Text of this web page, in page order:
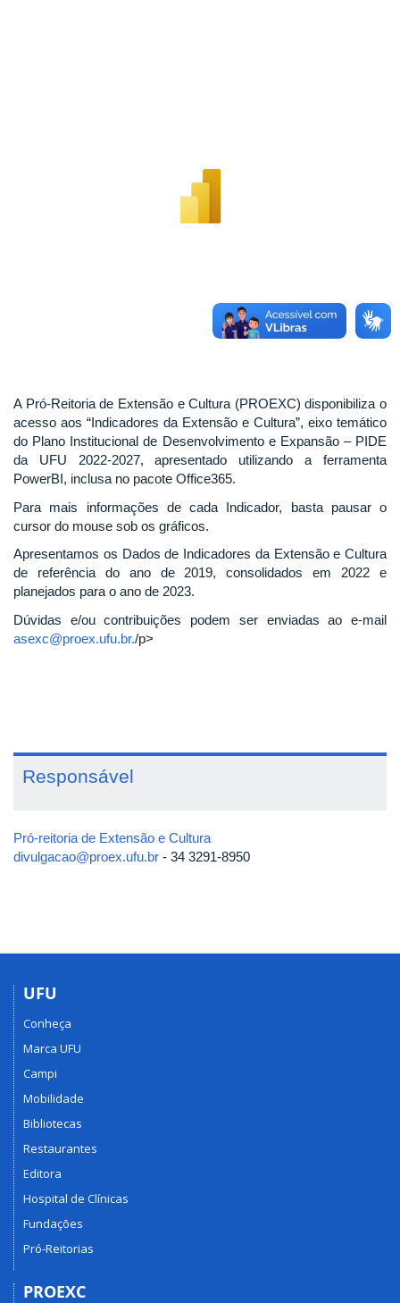
A Pró-Reitoria de Extensão e Cultura (PROEXC) disponibiliza o
acesso aos “Indicadores da Extensão e Cultura”, eixo temático
do Plano Institucional de Desenvolvimento e Expansão – PIDE
da UFU 2022-2027, apresentado utilizando a ferramenta
PowerBI, inclusa no pacote Office365.
Para mais informações de cada Indicador, basta pausar o
cursor do mouse sob os gráficos.
Apresentamos os Dados de Indicadores da Extensão e Cultura
de referência do ano de 2019, consolidados em 2022 e
planejados para o ano de 2023.
Dúvidas e/ou contribuições podem ser enviadas ao e-mail
asexc@proex.ufu.br./p>
Responsável
Pró-reitoria de Extensão e Cultura
divulgacao@proex.ufu.br - 34 3291-8950
UFU
Conheça
Marca UFU
Campi
Mobilidade
Bibliotecas
Restaurantes
Editora
Hospital de Clínicas
Fundações
Pró-Reitorias
PROEXC